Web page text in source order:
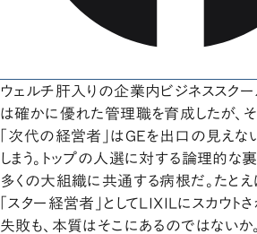
ウェルチ肝入りの企業内ビジネススクール
は確かに優れた管理職を育成したが、
「次代の経営者」はGEを出口の見え
しまう。トップの人選に対する論理的な
多くの大組織に共通する病根だ。たと
「スター経営者」としてLIXILにスカウ
失敗も、本質はそこにあるのではないか。